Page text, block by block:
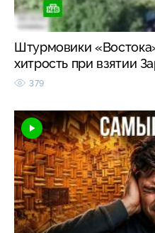
Штурмовики
хитрость при взятии
379